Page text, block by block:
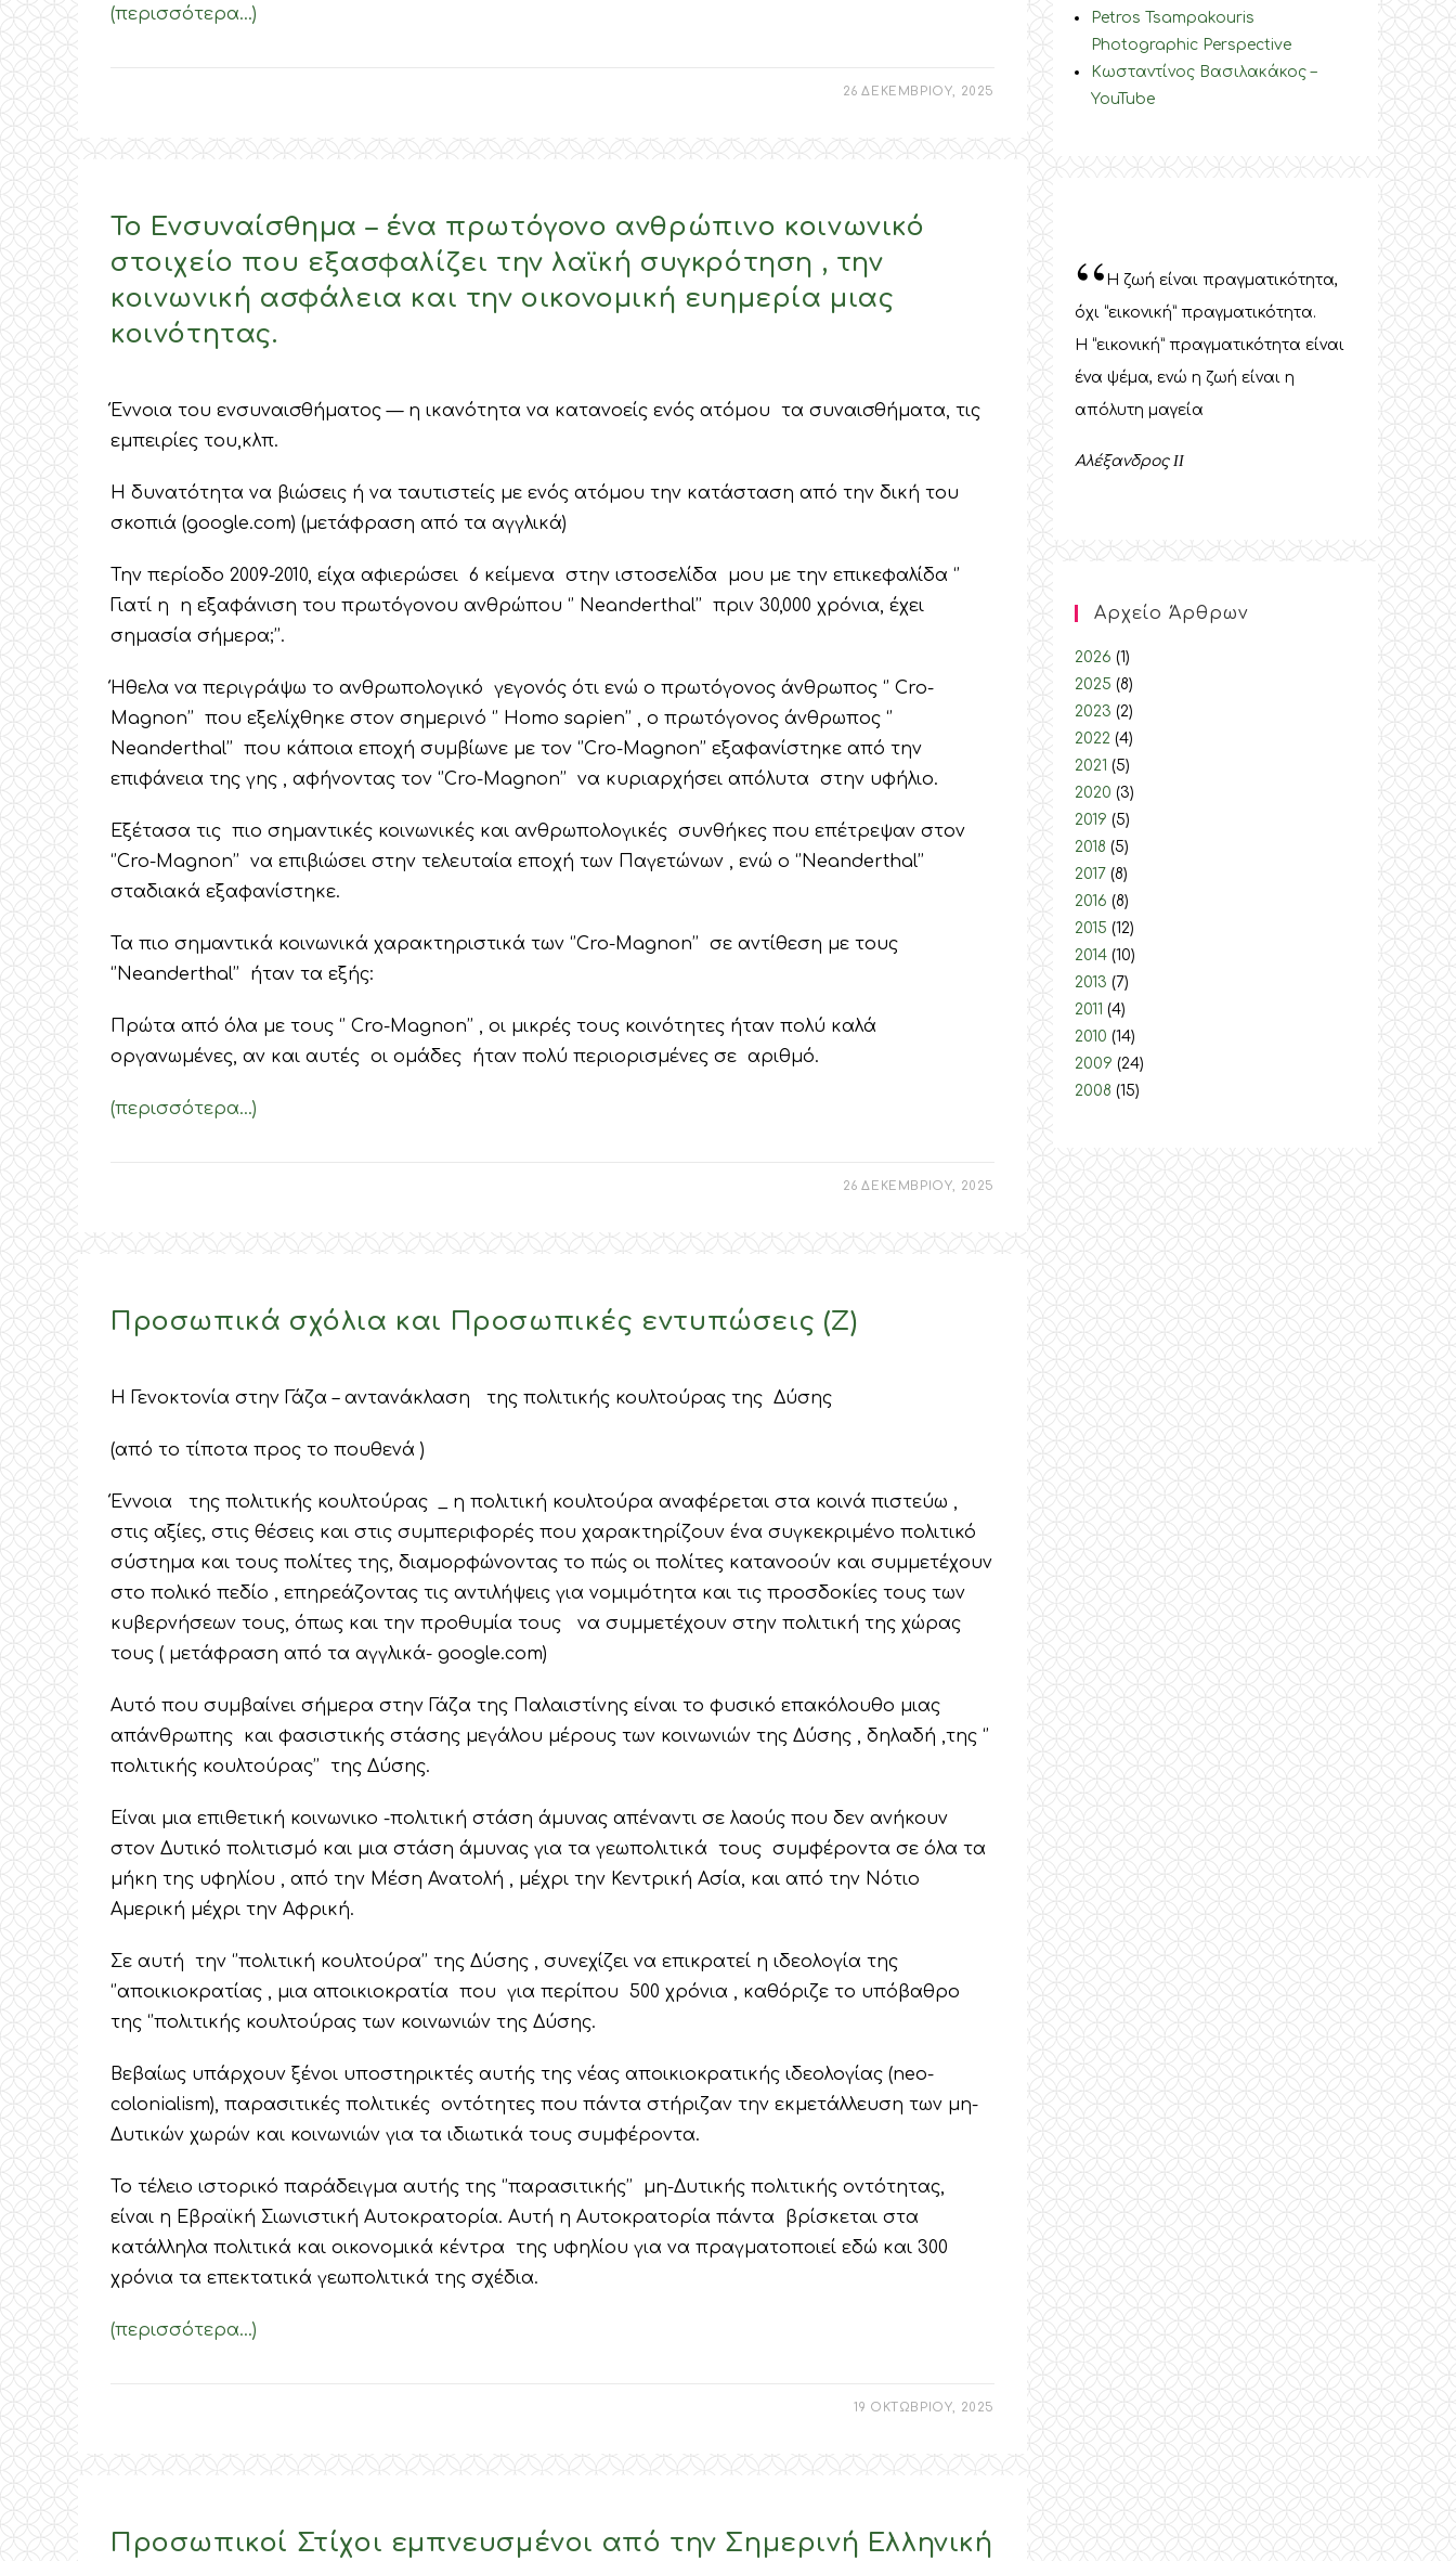
(περισσότερα…)
26 ΔΕΚΕΜΒΡΙΟΥ, 2025
Το Ενσυναίσθημα – ένα πρωτόγονο ανθρώπινο κοινωνικό
στοιχείο που εξασφαλίζει την λαϊκή συγκρότηση , την
κοινωνική ασφάλεια και την οικονομική ευημερία μιας
κοινότητας.
Έννοια του ενσυναισθήματος — η ικανότητα να κατανοείς ενός ατόμου τα συναισθήματα, τις
εμπειρίες του,κλπ.
Η δυνατότητα να βιώσεις ή να ταυτιστείς με ενός ατόμου την κατάσταση από την δική του
σκοπιά (google.com) (μετάφραση από τα αγγλικά)
Την περίοδο 2009-2010, είχα αφιερώσει 6 κείμενα στην ιστοσελίδα μου με την επικεφαλίδα ‘’
Γιατί η η εξαφάνιση του πρωτόγονου ανθρώπου ‘’ Neanderthal’’ πριν 30,000 χρόνια, έχει
σημασία σήμερα;’’.
Ήθελα να περιγράψω το ανθρωπολογικό γεγονός ότι ενώ ο πρωτόγονος άνθρωπος ‘’ Cro-
Magnon’’ που εξελίχθηκε στον σημερινό ‘’ Homo sapien’’ , ο πρωτόγονος άνθρωπος ‘’
Neanderthal’’ που κάποια εποχή συμβίωνε με τον ‘’Cro-Magnon’’ εξαφανίστηκε από την
επιφάνεια της γης , αφήνοντας τον ‘’Cro-Magnon’’ να κυριαρχήσει απόλυτα στην υφήλιο.
Εξέτασα τις πιο σημαντικές κοινωνικές και ανθρωπολογικές συνθήκες που επέτρεψαν στον
‘’Cro-Magnon’’ να επιβιώσει στην τελευταία εποχή των Παγετώνων , ενώ ο ‘’Neanderthal’’
σταδιακά εξαφανίστηκε.
Τα πιο σημαντικά κοινωνικά χαρακτηριστικά των ‘’Cro-Magnon’’ σε αντίθεση με τους
‘’Neanderthal’’ ήταν τα εξής:
Πρώτα από όλα με τους ‘’ Cro-Magnon’’ , οι μικρές τους κοινότητες ήταν πολύ καλά
οργανωμένες, αν και αυτές οι ομάδες ήταν πολύ περιορισμένες σε αριθμό.
(περισσότερα…)
26 ΔΕΚΕΜΒΡΙΟΥ, 2025
Προσωπικά σχόλια και Προσωπικές εντυπώσεις (Ζ)
Η Γενοκτονία στην Γάζα – αντανάκλαση της πολιτικής κουλτούρας της Δύσης
(από το τίποτα προς το πουθενά )
Έννοια της πολιτικής κουλτούρας _ η πολιτική κουλτούρα αναφέρεται στα κοινά πιστεύω ,
στις αξίες, στις θέσεις και στις συμπεριφορές που χαρακτηρίζουν ένα συγκεκριμένο πολιτικό
σύστημα και τους πολίτες της, διαμορφώνοντας το πώς οι πολίτες κατανοούν και συμμετέχουν
στο πολικό πεδίο , επηρεάζοντας τις αντιλήψεις για νομιμότητα και τις προσδοκίες τους των
κυβερνήσεων τους, όπως και την προθυμία τους να συμμετέχουν στην πολιτική της χώρας
τους ( μετάφραση από τα αγγλικά- google.com)
Αυτό που συμβαίνει σήμερα στην Γάζα της Παλαιστίνης είναι το φυσικό επακόλουθο μιας
απάνθρωπης και φασιστικής στάσης μεγάλου μέρους των κοινωνιών της Δύσης , δηλαδή ,της ‘’
πολιτικής κουλτούρας’’ της Δύσης.
Είναι μια επιθετική κοινωνικο -πολιτική στάση άμυνας απέναντι σε λαούς που δεν ανήκουν
στον Δυτικό πολιτισμό και μια στάση άμυνας για τα γεωπολιτικά τους συμφέροντα σε όλα τα
μήκη της υφηλίου , από την Μέση Ανατολή , μέχρι την Κεντρική Ασία, και από την Νότιο
Αμερική μέχρι την Αφρική.
Σε αυτή την ‘’πολιτική κουλτούρα’’ της Δύσης , συνεχίζει να επικρατεί η ιδεολογία της
‘’αποικιοκρατίας , μια αποικιοκρατία που για περίπου 500 χρόνια , καθόριζε το υπόβαθρο
της ‘’πολιτικής κουλτούρας των κοινωνιών της Δύσης.
Βεβαίως υπάρχουν ξένοι υποστηρικτές αυτής της νέας αποικιοκρατικής ιδεολογίας (neo-
colonialism), παρασιτικές πολιτικές οντότητες που πάντα στήριζαν την εκμετάλλευση των μη-
Δυτικών χωρών και κοινωνιών για τα ιδιωτικά τους συμφέροντα.
Το τέλειο ιστορικό παράδειγμα αυτής της ‘’παρασιτικής’’ μη-Δυτικής πολιτικής οντότητας,
είναι η Εβραϊκή Σιωνιστική Αυτοκρατορία. Αυτή η Αυτοκρατορία πάντα βρίσκεται στα
κατάλληλα πολιτικά και οικονομικά κέντρα της υφηλίου για να πραγματοποιεί εδώ και 300
χρόνια τα επεκτατικά γεωπολιτικά της σχέδια.
(περισσότερα…)
19 ΟΚΤΩΒΡΙΟΥ, 2025
Προσωπικοί Στίχοι εμπνευσμένοι από την Σημερινή Ελληνική
Petros Tsampakouris
Photographic Perspective
Κωσταντίνος Βασιλακάκος –
YouTube
“Η ζωή είναι πραγματικότητα,
όχι “εικονική” πραγματικότητα.
Η “εικονική” πραγματικότητα είναι
ένα ψέμα, ενώ η ζωή είναι η
απόλυτη μαγεία
Αλέξανδρος II
Αρχείο Άρθρων
2026 (1)
2025 (8)
2023 (2)
2022 (4)
2021 (5)
2020 (3)
2019 (5)
2018 (5)
2017 (8)
2016 (8)
2015 (12)
2014 (10)
2013 (7)
2011 (4)
2010 (14)
2009 (24)
2008 (15)